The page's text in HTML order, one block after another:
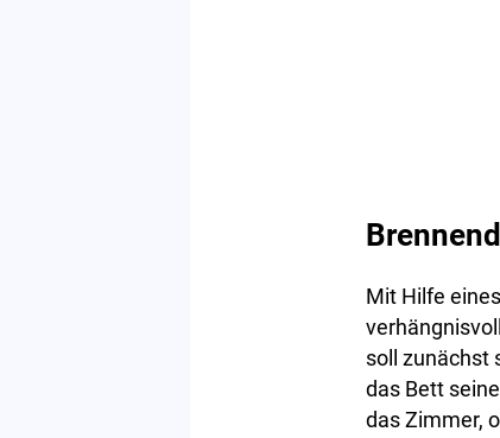
Mit Hilfe
soll zunächst
das Bett
das Zimmer,